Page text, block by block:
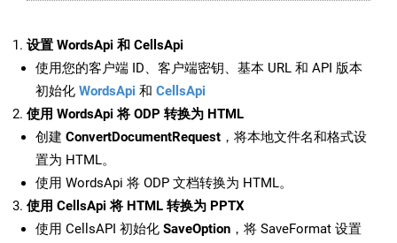
设置 WordsApi 和 CellsApi
使用您的客户端 ID、客户端密钥、基本 URL 和 API 版本
初始化 WordsApi 和 CellsApi
使用 WordsApi 将 ODP 转换为 HTML
创建 ConvertDocumentRequest ，将本地文件名和格式设
置为 HTML。
使用 WordsApi 将 ODP 文档转换为 HTML。
使用 CellsApi 将 HTML 转换为 PPTX
使用 CellsAPI 初始化 SaveOption ，将 SaveFormat 设置